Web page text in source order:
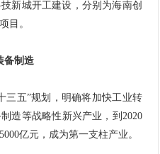
新城开工建设，分别为海南创
目。
备制造
五”规划，明确将加快工业转
造等战略性新兴产业，到2020
亿元，成为第一支柱产业。